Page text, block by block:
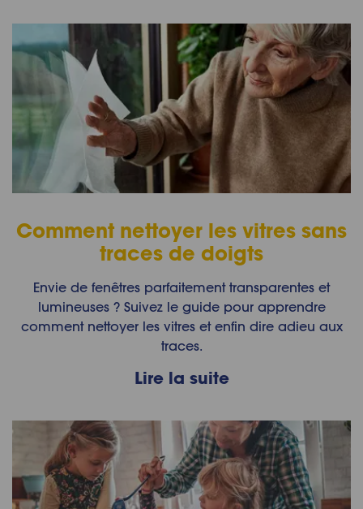
Comment nettoyer les vitres sans
traces de doigts
Envie de fenêtres parfaitement transparentes et
lumineuses ? Suivez le guide pour apprendre
comment nettoyer les vitres et enfin dire adieu aux
traces.
Lire la suite